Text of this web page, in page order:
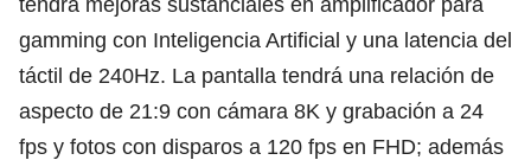
gamming con Inteligencia Artificial y una latencia del
táctil de 240Hz. La pantalla tendrá una relación de
aspecto de 21:9 con cámara 8K y grabación a 24
fps y fotos con disparos a 120 fps en FHD; además